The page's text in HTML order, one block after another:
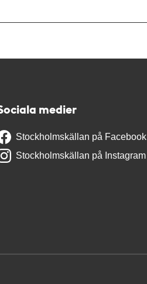
medier
Stockholmskällan på Facebook
Stockholmskällan på Instagram